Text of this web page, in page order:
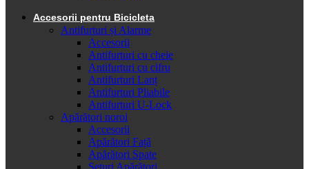
Accesorii pentru Bicicleta
Antifurturi și Alarme
Accesorii
Antifurturi cu cheie
Antifurturi cu cifru
Antifurturi Lanț
Antifurturi Pliabile
Antifurturi U-Lock
Apărători noroi
Accesorii
Apărători Față
Apărători Spate
Seturi Apărători